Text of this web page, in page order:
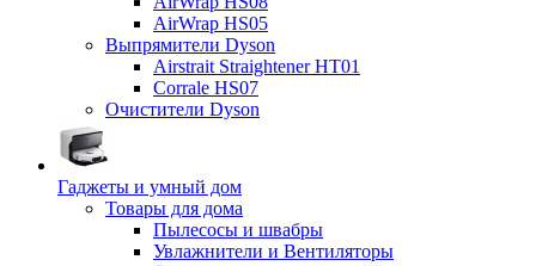
AirWrap HS05
Выпрямители Dyson
Airstrait Straightener HT01
Corrale HS07
Очистители Dyson
Гаджеты и умный дом
Товары для дома
Пылесосы и швабры
Увлажнители и Вентиляторы